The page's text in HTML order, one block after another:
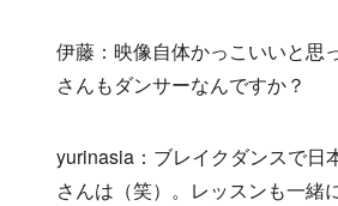
伊藤：映像自体かっこいいと思
さんもダンサーなんですか？
yurinasia：ブレイクダンスで
さんは（笑）。レッスンも一緒